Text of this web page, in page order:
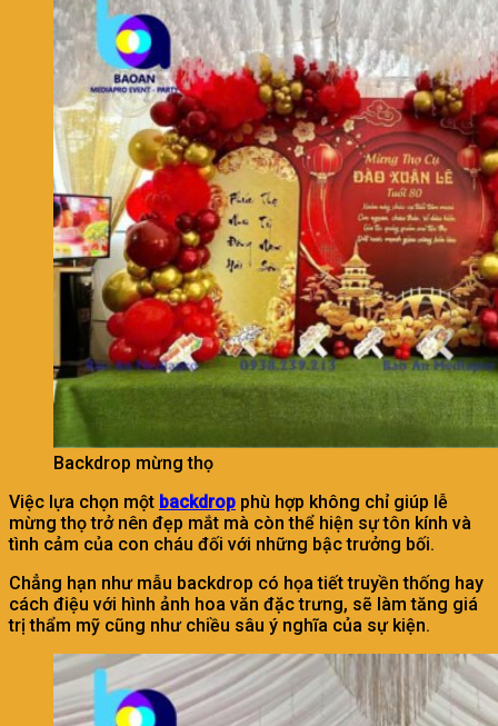
Backdrop mừng thọ
Việc lựa chọn một backdrop phù hợp không chỉ giúp lễ
mừng thọ trở nên đẹp mắt mà còn thể hiện sự tôn kính và
tình cảm của con cháu đối với những bậc trưởng bối.
Chẳng hạn như mẫu backdrop có họa tiết truyền thống hay
cách điệu với hình ảnh hoa văn đặc trưng, sẽ làm tăng giá
trị thẩm mỹ cũng như chiều sâu ý nghĩa của sự kiện.